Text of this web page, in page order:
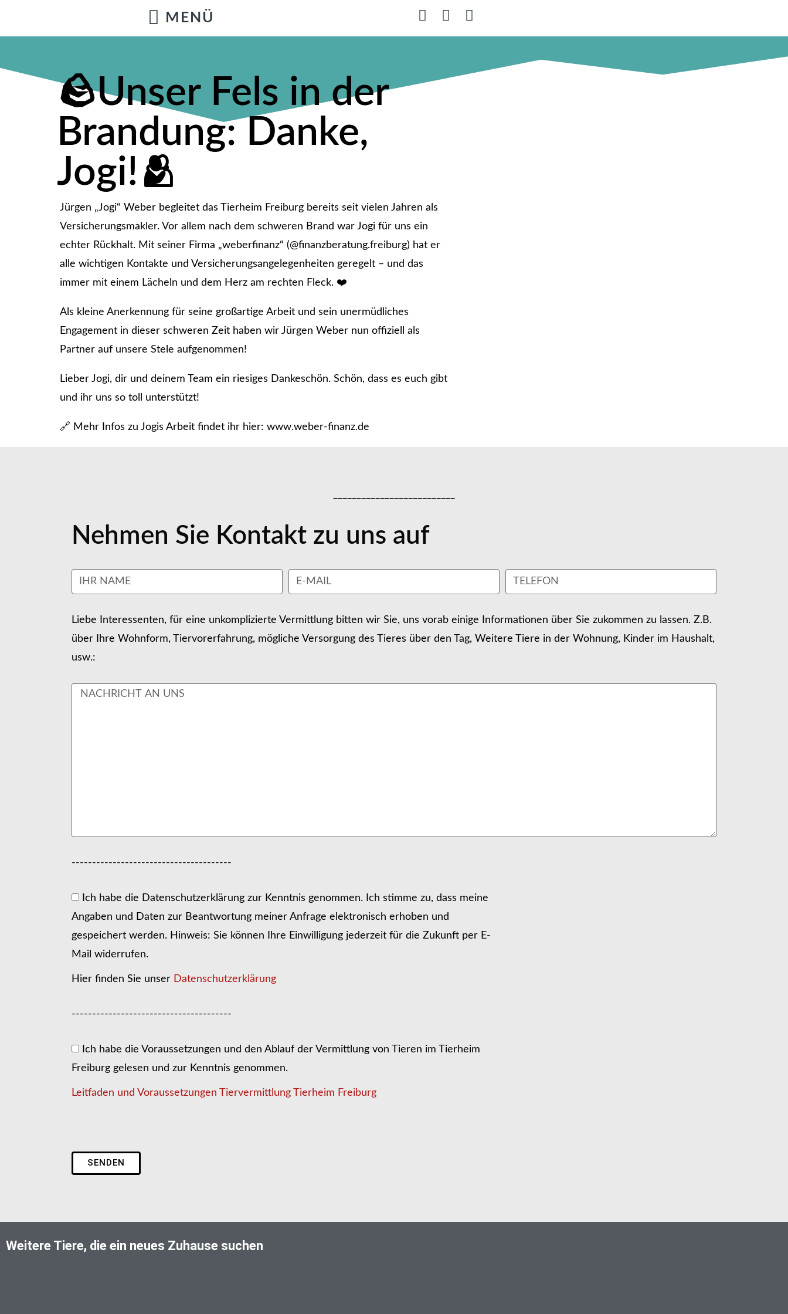
🪨Unser Fels in der
Brandung: Danke,
Jogi!🫂
Jürgen „Jogi“ Weber begleitet das Tierheim Freiburg bereits seit vielen Jahren als
Versicherungsmakler. Vor allem nach dem schweren Brand war Jogi für uns ein
echter Rückhalt. Mit seiner Firma „weberfinanz“ (@finanzberatung.freiburg) hat er
alle wichtigen Kontakte und Versicherungsangelegenheiten geregelt – und das
immer mit einem Lächeln und dem Herz am rechten Fleck. ❤️
Als kleine Anerkennung für seine großartige Arbeit und sein unermüdliches
Engagement in dieser schweren Zeit haben wir Jürgen Weber nun offiziell als
Partner auf unsere Stele aufgenommen!
Lieber Jogi, dir und deinem Team ein riesiges Dankeschön. Schön, dass es euch gibt
und ihr uns so toll unterstützt!
🔗 Mehr Infos zu Jogis Arbeit findet ihr hier: www.weber-finanz.de
Nehmen Sie Kontakt zu uns auf
Liebe Interessenten, für eine unkomplizierte Vermittlung bitten wir Sie, uns vorab einige Informationen über Sie zukommen zu lassen. Z.B.
über Ihre Wohnform, Tiervorerfahrung, mögliche Versorgung des Tieres über den Tag, Weitere Tiere in der Wohnung, Kinder im Haushalt,
usw.:
---------------------------------------
Ich habe die Datenschutzerklärung zur Kenntnis genommen. Ich stimme zu, dass meine
Angaben und Daten zur Beantwortung meiner Anfrage elektronisch erhoben und
gespeichert werden. Hinweis: Sie können Ihre Einwilligung jederzeit für die Zukunft per E-
Mail widerrufen.
Hier finden Sie unser Datenschutzerklärung
---------------------------------------
Ich habe die Voraussetzungen und den Ablauf der Vermittlung von Tieren im Tierheim
Freiburg gelesen und zur Kenntnis genommen.
Leitfaden und Voraussetzungen Tiervermittlung Tierheim Freiburg
SENDEN
Weitere Tiere, die ein neues Zuhause suchen